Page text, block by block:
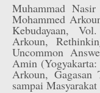
Muhammad
Mohammed
Kebudayaan,
Arkoun,
Uncommon
Amin
Arkoun,
sampai